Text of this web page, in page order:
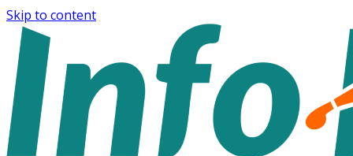
Skip to content